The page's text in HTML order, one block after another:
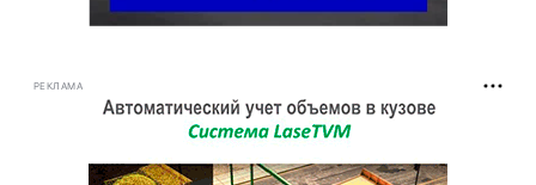
РЕКЛАМА